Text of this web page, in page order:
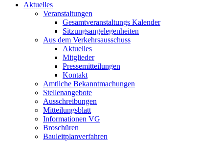
Aktuelles
Veranstaltungen
Gesamtveranstaltungs Kalender
Sitzungsangelegenheiten
Aus dem Verkehrsausschuss
Aktuelles
Mitglieder
Pressemitteilungen
Kontakt
Amtliche Bekanntmachungen
Stellenangebote
Ausschreibungen
Mitteilungsblatt
Informationen VG
Broschüren
Bauleitplanverfahren